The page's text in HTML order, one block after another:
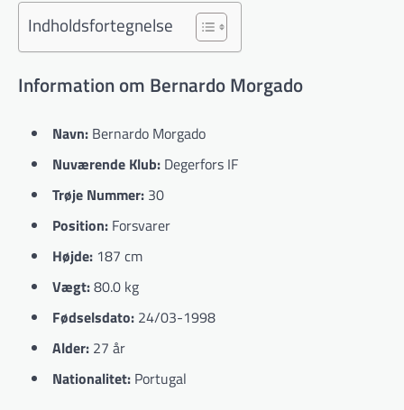
Indholdsfortegnelse
Information om Bernardo Morgado
Navn: Bernardo Morgado
Nuværende Klub: Degerfors IF
Trøje Nummer: 30
Position: Forsvarer
Højde: 187 cm
Vægt:80.0 kg
Fødselsdato: 24/03-1998
Alder: 27 år
Nationalitet: Portugal